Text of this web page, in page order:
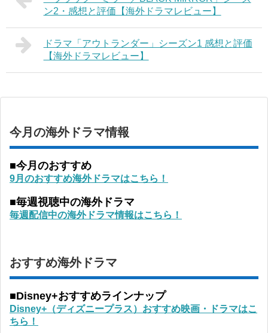
ン2・感想と評価【海外ドラマレビュー】
ドラマ「アウトランダー」シーズン1 感想と評価
【海外ドラマレビュー】
今月の海外ドラマ情報
■今月のおすすめ
9月のおすすめ海外ドラマはこちら！
■毎週視聴中の海外ドラマ
毎週配信中の海外ドラマ情報はこちら！
おすすめ海外ドラマ
■Disney+おすすめラインナップ
Disney+（ディズニープラス）おすすめ映画・ドラマはこ
ちら！